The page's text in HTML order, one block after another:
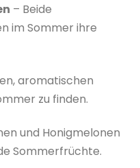
– Beide
im Sommer ihre
aromatischen
zu finden.
und Honigmelonen
Sommerfrüchte.